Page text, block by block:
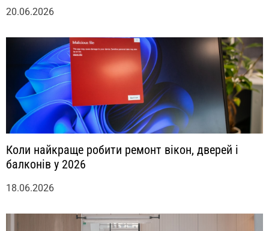
20.06.2026
Коли найкраще робити ремонт вікон, дверей і
балконів у 2026
18.06.2026